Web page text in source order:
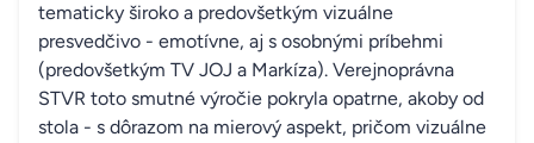
tematicky široko a predovšetkým vizuálne
presvedčivo - emotívne, aj s osobnými príbehmi
(predovšetkým TV JOJ a Markíza). Verejnoprávna
STVR toto smutné výročie pokryla opatrne, akoby od
stola - s dôrazom na mierový aspekt, pričom vizuálne